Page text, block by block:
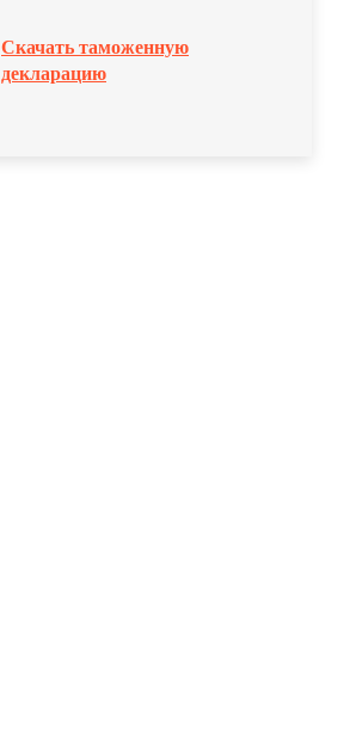
Скачать таможенную
декларацию